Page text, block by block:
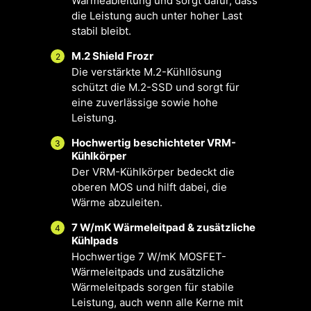
die Leistung auch unter hoher Last
stabil bleibt.
2
M.2 Shield Frozr
Die verstärkte M.2-Kühllösung
schützt die M.2-SSD und sorgt für
eine zuverlässige sowie hohe
Leistung.
3
Hochwertig beschichteter VRM-
Kühlkörper
Der VRM-Kühlkörper bedeckt die
oberen MOS und hilft dabei, die
Wärme abzuleiten.
4
7 W/mK Wärmeleitpad & zusätzliche
Kühlpads
Hochwertige 7 W/mK MOSFET-
Wärmeleitpads und zusätzliche
Wärmeleitpads sorgen für stabile
Leistung, auch wenn alle Kerne mit
FÜR CPU-
KÜHLER
FÜR WASSERKÜHLUNG
3A-
Stromversorgung/Unterstützt
Klick.
Mehrere
Profile
Lüfter &
Manueller
Lüfter